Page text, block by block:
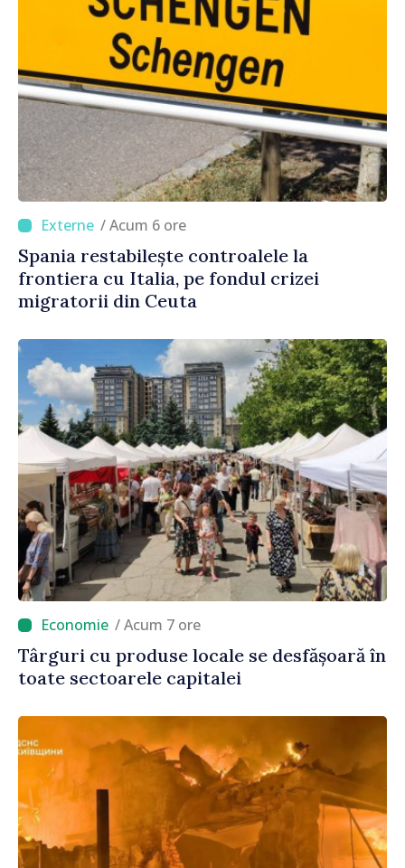
/ Acum 6 ore
Spania restabilește controalele la
frontiera cu Italia, pe fondul crizei
migratorii din Ceuta
/ Acum 7 ore
Târguri cu produse locale se desfășoară în
toate sectoarele capitalei